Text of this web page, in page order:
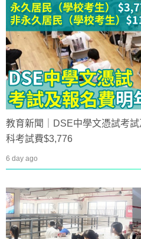
教育新聞｜DSE中學文憑試
科考試費$3,776
6 day ago